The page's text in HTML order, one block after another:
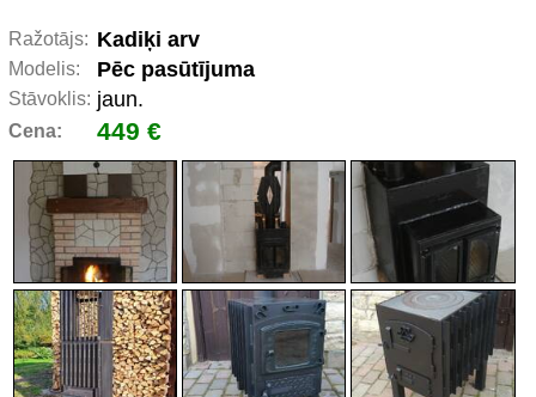
Ražotājs: Kadiķi arv
Modelis: Pēc pasūtījuma
Stāvoklis: jaun.
Cena: 449 €